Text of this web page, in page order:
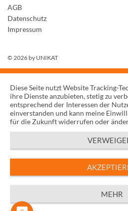
AGB
Datenschutz
Impressum
© 2026 by UNIKAT
Diese Seite nutzt Website Tracking-
ihre Dienste anzubieten, stetig zu
entsprechend der Interessen der
einverstanden und kann meine
für die Zukunft widerrufen oder
MEHR